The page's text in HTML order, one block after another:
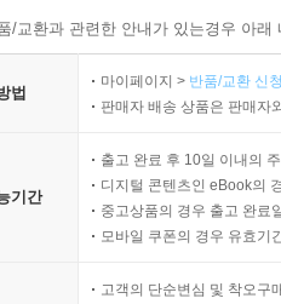
/교환과 관련한 안내가 있는경우 아
법
마이페이지 > 반품/교환 신
판매자 배송 상품은 판매자
기간
출고 완료 후 10일 이내의
디지털 콘텐츠인 eBook의
중고상품의 경우 출고 완료
모바일 쿠폰의 경우 유효기
고객의 단순변심 및 착오구